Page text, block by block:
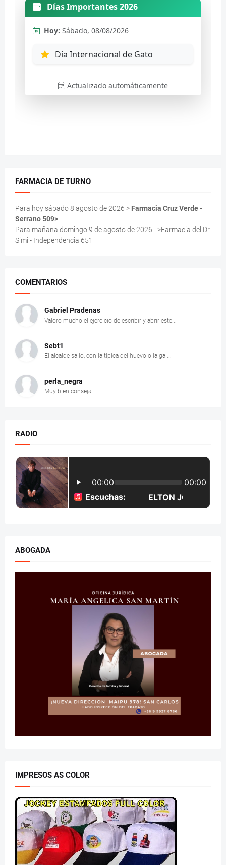
FARMACIA DE TURNO
Para hoy sábado 8 agosto de 2026 > Farmacia Cruz Verde -
Serrano 509>
Para mañana domingo 9 de agosto de 2026 - >Farmacia del Dr.
Simi - Independencia 651
COMENTARIOS
Gabriel Pradenas
Valoro mucho el ejercicio de escribir y abrir este...
Sebt1
El alcalde salío, con la típica del huevo o la gal...
perla_negra
Muy bien consejal
RADIO
ABOGADA
IMPRESOS AS COLOR